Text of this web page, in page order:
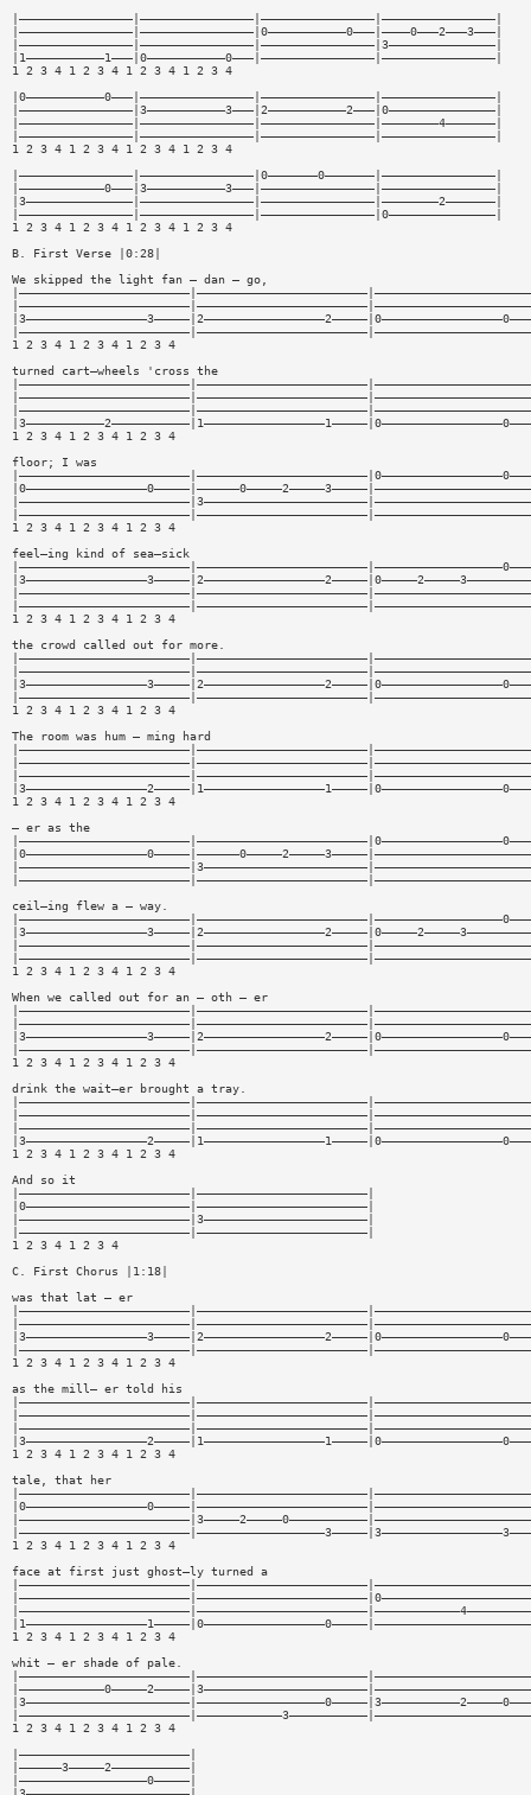
|————————————————|————————————————|————————————————|————————————————|
|————————————————|————————————————|0———————————0———|————0———2———3———|
|————————————————|————————————————|————————————————|3———————————————|
|1———————————1———|0———————————0———|————————————————|————————————————|
1 2 3 4 1 2 3 4 1 2 3 4 1 2 3 4
|0———————————0———|————————————————|————————————————|————————————————|
|————————————————|3———————————3———|2———————————2———|0———————————————|
|————————————————|————————————————|————————————————|————————4———————|
|————————————————|————————————————|————————————————|————————————————|
1 2 3 4 1 2 3 4 1 2 3 4 1 2 3 4
|————————————————|————————————————|0———————0———————|————————————————|
|————————————0———|3———————————3———|————————————————|————————————————|
|3———————————————|————————————————|————————————————|————————2———————|
|————————————————|————————————————|————————————————|0———————————————|
1 2 3 4 1 2 3 4 1 2 3 4 1 2 3 4
B. First Verse |0:28|
We skipped the light fan — dan — go,
1 2 3 4 1 2 3 4 1 2 3 4
turned cart—wheels 'cross the
1 2 3 4 1 2 3 4 1 2 3 4
floor; I was
1 2 3 4 1 2 3 4 1 2 3 4
feel—ing kind of sea—sick
1 2 3 4 1 2 3 4 1 2 3 4
the crowd called out for more.
1 2 3 4 1 2 3 4 1 2 3 4
The room was hum — ming hard
1 2 3 4 1 2 3 4 1 2 3 4
— er as the
ceil—ing flew a — way.
1 2 3 4 1 2 3 4 1 2 3 4
When we called out for an — oth — er
1 2 3 4 1 2 3 4 1 2 3 4
drink the wait—er brought a tray.
1 2 3 4 1 2 3 4 1 2 3 4
And so it
|————————————————————————|————————————————————————|
|0———————————————————————|————————————————————————|
|————————————————————————|3———————————————————————|
|————————————————————————|————————————————————————|
1 2 3 4 1 2 3 4
C. First Chorus |1:18|
was that lat — er
1 2 3 4 1 2 3 4 1 2 3 4
as the mill— er told his
1 2 3 4 1 2 3 4 1 2 3 4
tale, that her
1 2 3 4 1 2 3 4 1 2 3 4
face at first just ghost—ly turned a
1 2 3 4 1 2 3 4 1 2 3 4
whit — er shade of pale.
1 2 3 4 1 2 3 4 1 2 3 4
|————————————————————————|
|——————3—————2———————————|
|——————————————————0—————|